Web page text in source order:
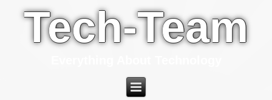
Tech-Team